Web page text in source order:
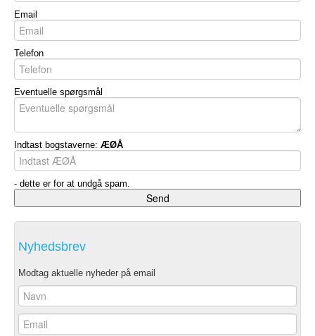
Email
Telefon
Eventuelle spørgsmål
Indtast bogstaverne: ÆØÅ
- dette er for at undgå spam.
Nyhedsbrev
Modtag aktuelle nyheder på email